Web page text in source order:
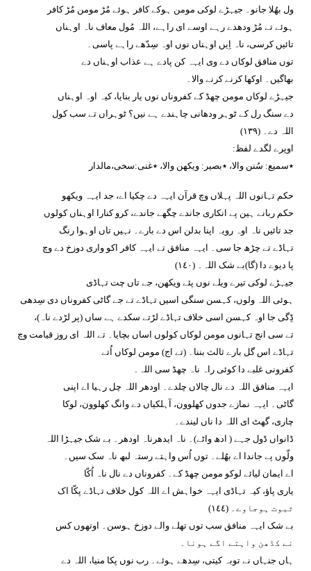
ول بھُلا جانو۔ جیہڑے لوکی مومن ہوکے کافر ہوئے مُڑ مومن مُڑ کافر
ہوئے تے مُڑ ودھدے رہے اوسے ای راہے، اللہ مُول معاف ناہ اوہناں
تائیں کرسی، ناہ اِیں اوہناں نوں اوہ سِدّھے راہے پاسی۔
توں منافق لوکاں دے وی ایہہ کن پادے ہے عذاب اوہناں دے
بھاگیں۔ اوکھا کرنے کرنے والا۔
جیہڑے لوکاں مومن چھڈ کے کفروناں نوں یار بنایا، کیہ اوہ اوہناں
دے سنگ رل کے ٹوہر ودھانی چاہندے ہے نیں؟ ٹوہراں تے سب کول
اللہ دے۔ (١٣٩)
اوپرے لگدے لفظ:
٭سمیع: سُنن والا، ٭بصیر: ویکھن والا، ٭غنی:سخی،مالدار
حکم تہانوں اللہ پہلاں وچ قرآن ایہہ دے چکیا اے، جد ایہہ ویکھو
حکم ربانے ہین پے انکاری جاندے چگھے جاندے، کرو کنارا اوہناں کولوں
جد تائیں ناہ اوہ رویہ اپنا بدلن اس دے بارے۔ نہیں تاں اوہوا رنگ
تہاڈے تے چڑھ جا سی۔ ایہہ منافق تے ایہہ کافر اکو واری دوزخ دے وچ
پا دیوے دا (گا)بے شک اللہ۔ (١٤٠)
جیہڑے لوکی تیرے ویلے نوں پئے ویکھن، جے تاں چت تہاڈی
ہوئی اللہ ولوں، کہسن سنگی اسیں تہاڈے تے جے گاٹی کفروناں دی سِدھی
ڈِگی جا اوہ کہسن اسی خلاف تہاڈے لڑتے سکدے ہے ساں (پر لڑدے ناہ)،
تے سی انج تہانوں مومن لوکاں کولوں اساں بچایا۔ تے اللہ ای روز قیامت وچ
تہاڈے اس گل بارے ثالث بننا۔ (تے اج) مومن لوکاں اُتے
کفرونی غلبے دا کوئی راہ ناہ چھڈ سی اللہ۔
ایہہ منافق اللہ دے نال چالاں چلدے۔ اودھر اللہ چل رہیا اے اپنی
گاٹی۔ ایہہ نمازے جدوں کھلوون، آہلکیاں دے وانگ کھلوون، لوکا
چاری، گھٹ ای اللہ دا ناں لیندے۔
ڈانواں ڈول جہے ( ادھ واٹے)۔ ناہ ایدھرناہ اودھر۔ بے شک جیہڑا اللہ
ولّوں پے جاندا اے بھُلے۔ توں اُس واہتے رستہ لبھ ناہ سک سیں۔
اے ایمان لیائے لوکو مومن چھڈ کے۔ کفروناں دے نال ناہ اُکّا
یاری پاؤ، کیہ تہاڈی ایہہ خواہش اے اللہ کول خلاف تہاڈے پکّا اک
ثبوت ہوجاوے۔ (١٤٤)
بے شک ایہہ منافق سب توں تھلے والے دوزخ ہوسن۔ اوتھوں کس
نے کڈھن واہتے اگے ہونا۔
ہاں جنہاں نے توبہ کیتی، سِدھے ہوئے۔ رب نوں پکا منیا، اللہ دے